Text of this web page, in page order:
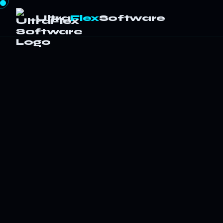
UltraFlexSoftware